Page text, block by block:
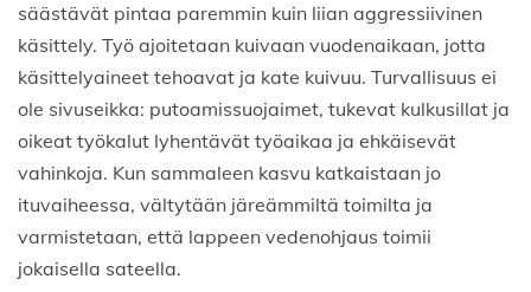
säästävät pintaa paremmin kuin liian aggressiivinen
käsittely. Työ ajoitetaan kuivaan vuodenaikaan, jotta
käsittelyaineet tehoavat ja kate kuivuu. Turvallisuus ei
ole sivuseikka: putoamissuojaimet, tukevat kulkusillat ja
oikeat työkalut lyhentävät työaikaa ja ehkäisevät
vahinkoja. Kun sammaleen kasvu katkaistaan jo
ituvaiheessa, vältytään järeämmiltä toimilta ja
varmistetaan, että lappeen vedenohjaus toimii
jokaisella sateella.